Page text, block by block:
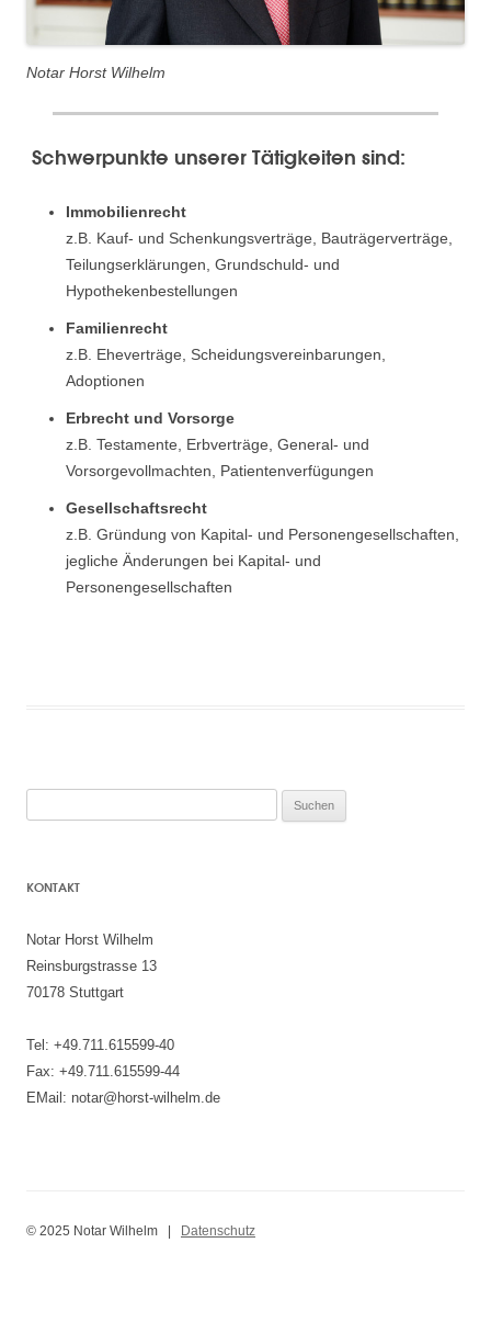
Notar Horst Wilhelm
Schwerpunkte unserer Tätigkeiten sind:
Immobilienrecht
z.B. Kauf- und Schenkungsverträge, Bauträgerverträge,
Teilungserklärungen, Grundschuld- und
Hypothekenbestellungen
Familienrecht
z.B. Eheverträge, Scheidungsvereinbarungen,
Adoptionen
Erbrecht und Vorsorge
z.B. Testamente, Erbverträge, General- und
Vorsorgevollmachten, Patientenverfügungen
Gesellschaftsrecht
z.B. Gründung von Kapital- und Personengesellschaften,
jegliche Änderungen bei Kapital- und
Personengesellschaften
KONTAKT
Notar Horst Wilhelm
Reinsburgstrasse 13
70178 Stuttgart
Tel: +49.711.615599-40
Fax: +49.711.615599-44
EMail: notar@horst-wilhelm.de
© 2025 Notar Wilhelm | Datenschutz